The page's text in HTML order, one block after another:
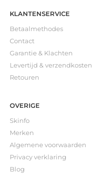
KLANTENSERVICE
Betaalmethodes
Contact
Garantie & Klachten
Levertijd & verzendkosten
Retouren
OVERIGE
Skinfo
Merken
Algemene voorwaarden
Privacy verklaring
Blog